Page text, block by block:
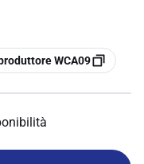
WCA09